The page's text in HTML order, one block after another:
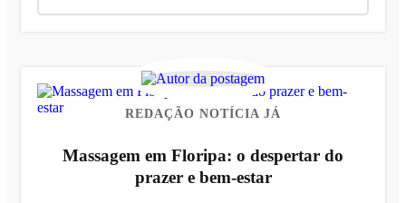
REDAÇÃO NOTÍCIA JÁ
Massagem em Floripa: o despertar do
prazer e bem-estar